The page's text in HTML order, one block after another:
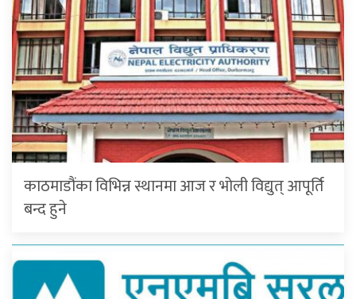
काठमाडौंका विभिन्न स्थानमा आज र भोली विद्युत् आपूर्ति
बन्द हुने